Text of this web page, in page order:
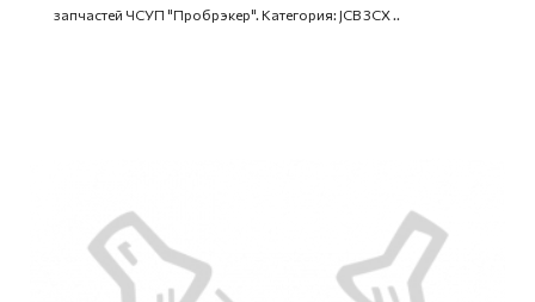
запчастей ЧСУП "Пробрэкер". Категория: JCB 3CX ..